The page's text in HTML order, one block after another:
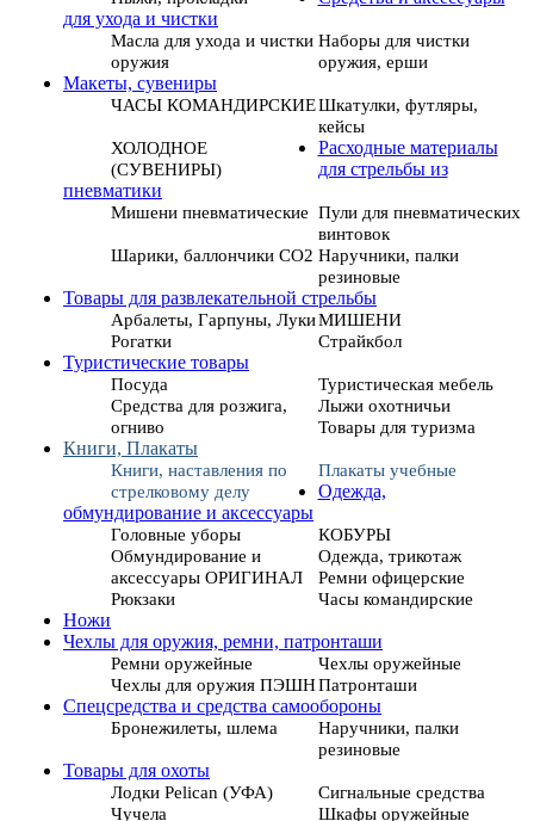
для ухода и чистки
Масла для ухода и чистки
оружия
Наборы для чистки
оружия, ерши
Макеты, сувениры
ЧАСЫ КОМАНДИРСКИЕШкатулки, футляры,
кейсы
ХОЛОДНОЕ
(СУВЕНИРЫ)
Расходные материалы
для стрельбы из
пневматики
Мишени пневматические Пули для пневматических
винтовок
Шарики, баллончики СО2 Наручники, палки
резиновые
Товары для развлекательной стрельбы
Арбалеты, Гарпуны, ЛукиМИШЕНИ
Рогатки
Страйкбол
Туристические товары
Посуда
Туристическая мебель
Средства для розжига,
огниво
Лыжи охотничьи
Товары для туризма
Книги, Плакаты
Книги, наставления по
стрелковому делу
Плакаты учебные
Одежда,
обмундирование и аксессуары
Головные уборы
КОБУРЫ
Обмундирование и
аксессуары ОРИГИНАЛ
Одежда, трикотаж
Ремни офицерские
Рюкзаки
Часы командирские
Ножи
Чехлы для оружия, ремни, патронташи
Ремни оружейные
Чехлы оружейные
Чехлы для оружия ПЭШНПатронташи
Спецсредства и средства самообороны
Бронежилеты, шлема
Наручники, палки
резиновые
Товары для охоты
Лодки Pelican (УФА)
Сигнальные средства
Чучела
Шкафы оружейные